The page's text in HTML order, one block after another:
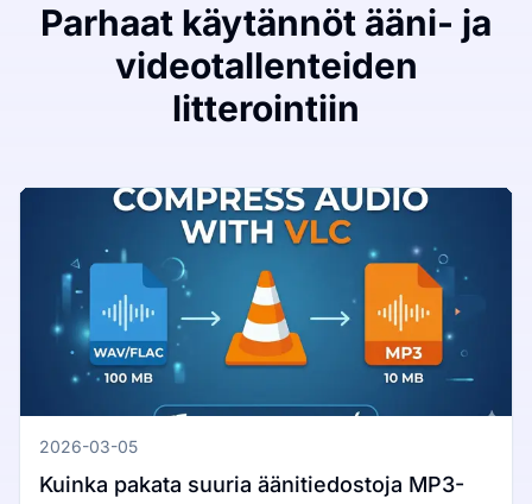
Parhaat käytännöt ääni- ja
videotallenteiden
litterointiin
2026-03-05
Kuinka pakata suuria äänitiedostoja MP3-